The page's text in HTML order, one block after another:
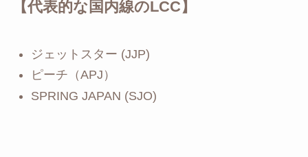
【代表的な国内線のLCC】
ジェットスター (JJP)
ピーチ（APJ）
SPRING JAPAN (SJO)